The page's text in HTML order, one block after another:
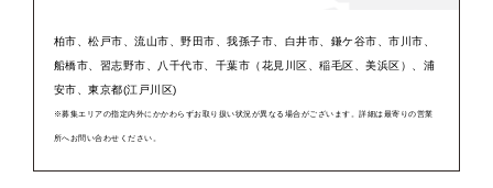
柏市、松戸市、流山市、野田市、我孫子市、白井市、鎌ケ谷市、市川市、
船橋市、習志野市、八千代市、千葉市（花見川区、稲毛区、美浜区）、浦
安市、東京都(江戸川区)
※募集エリアの指定内外にかかわらずお取り扱い状況が異なる場合がございます。詳細は最寄りの営業
所へお問い合わせください。